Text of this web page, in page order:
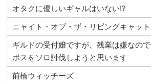
オタクに優しいギャルはいない!?
ニャイト・オブ・ザ・リビングキャット
ギルドの受付嬢ですが、残業は嫌なので
ボスをソロ討伐しようと思います
前橋ウィッチーズ